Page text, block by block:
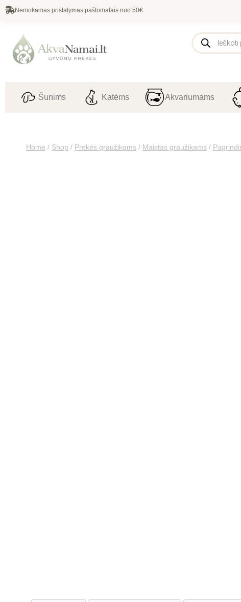
Nemokamas pristatymas paštomatais nuo 50€
Šunims Katėms Akvariumams
Home / Shop / Prekės graužikams / Maistas graužikams /